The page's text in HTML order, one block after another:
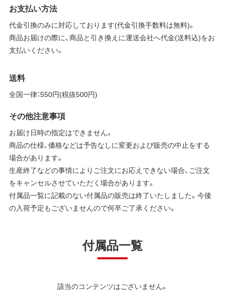
お支払い方法
代金引換のみに対応しております(代金引換手数料は無料)。
商品お届けの際に、商品と引き換えに運送会社へ代金(送料込)をお
支払いください。
送料
全国一律：550円(税抜500円)
その他注意事項
お届け日時の指定はできません。
商品の仕様、価格などは予告なしに変更および販売の中止をする
場合があります。
生産終了などの事情によりご注文にお応えできない場合、ご注文
をキャンセルさせていただく場合があります。
付属品一覧に記載のない付属品の販売は終了いたしました。今後
の入荷予定もございませんので何卒ご了承ください。
付属品一覧
該当のコンテンツはございません。